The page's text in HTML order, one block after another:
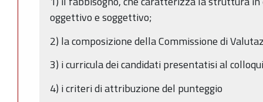
oggettivo e soggettivo;
2) la composizione della Commissione di
3) i curricula dei candidati presentatisi al
4) i criteri di attribuzione del punteggio